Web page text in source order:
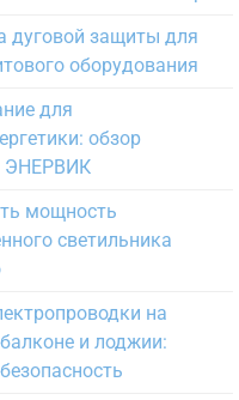
дуговой защиты для
оборудования
для
обзор
ЭНЕРВИК
мощность
светильника
на
и лоджии: